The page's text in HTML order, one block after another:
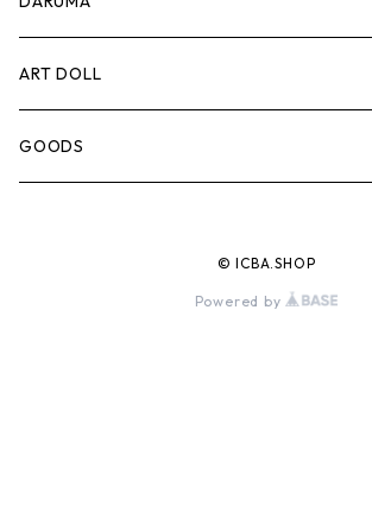
蕎麦猪口
徳利
ART DOLL
GOODS
© ICBA.SHOP
Powered by